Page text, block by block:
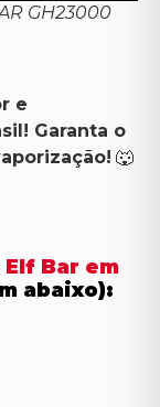
GH23000
e
Garanta o
🐺
Elf Bar em
abaixo):